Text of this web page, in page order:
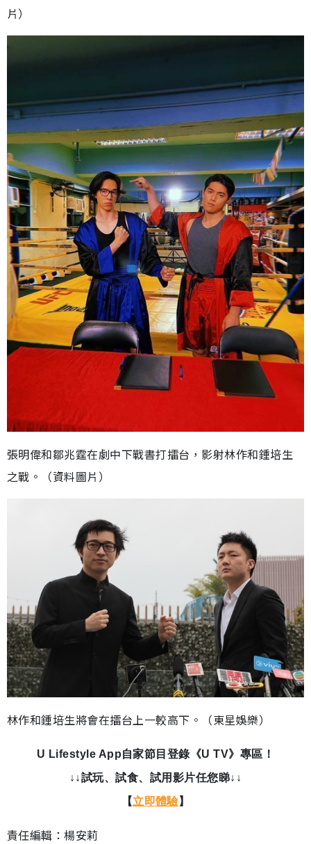
片）
張明偉和鄒兆霆在劇中下戰書打擂台，影射林作和鍾培生
之戰。（資料圖片）
林作和鍾培生將會在擂台上一較高下。（東星娛樂）
U Lifestyle App自家節目登錄《U TV》專區！
↓↓試玩、試食、試用影片任您睇↓↓
【立即體驗】
責任編輯：楊安莉